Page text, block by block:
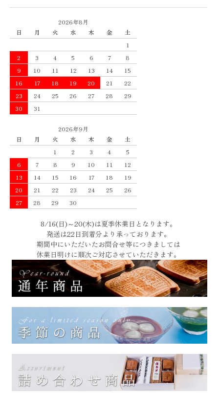
2026年8月
日
月 火 水 木 金
土
1
2
3 4 5 6 7
8
9
10 11 12 13 14
15
16
17 18 19 20 21
22
23
24 25 26 27 28
29
30
31
2026年9月
日
月 火 水 木 金
土
1
2 3 4
5
6
7 8 9 10 11
12
13
14 15 16 17 18
19
20
21 22 23 24 25
26
27
28 29 30
8/16(日)～20(木)は夏季休業日となります。
発送は22日到着分より承っております。
期間中にいただいたお問合せ等につきましては
休業日明けに順次ご対応させていただきます。